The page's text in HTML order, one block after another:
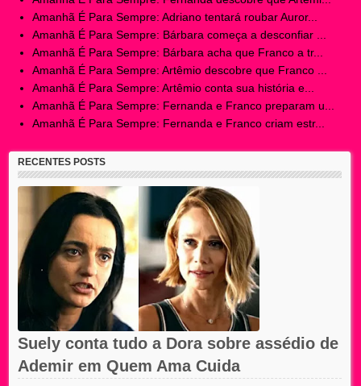
Amanhã É Para Sempre: Adriano tentará roubar Auror...
Amanhã É Para Sempre: Bárbara começa a desconfiar ...
Amanhã É Para Sempre: Bárbara acha que Franco a tr...
Amanhã É Para Sempre: Artêmio descobre que Franco ...
Amanhã É Para Sempre: Artêmio conta sua história e...
Amanhã É Para Sempre: Fernanda e Franco preparam u...
Amanhã É Para Sempre: Fernanda e Franco criam estr...
RECENTES POSTS
Suely conta tudo a Dora sobre assédio de
Ademir em Quem Ama Cuida